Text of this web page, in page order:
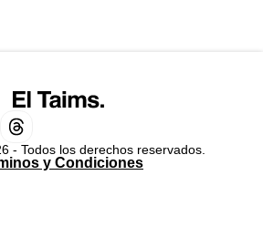
- Todos los derechos reservados.
y Condiciones